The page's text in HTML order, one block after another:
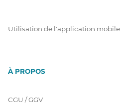
Utilisation de l'application mobile
À PROPOS
CGU / GGV